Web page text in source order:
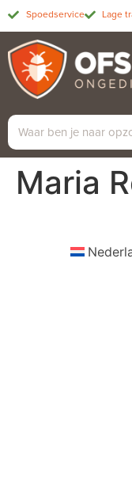
Spoedservice Lage
Maria